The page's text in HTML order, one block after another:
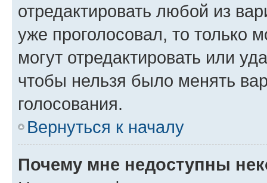
отредактировать любой из
уже проголосовал, то только
могут отредактировать или
чтобы нельзя было менять
голосования.
Вернуться к началу
Почему мне недоступны